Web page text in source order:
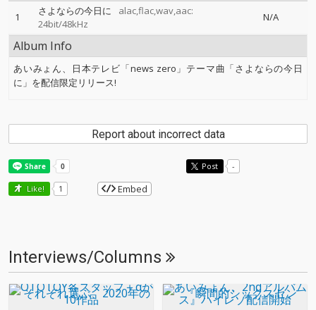
1 さよならの今日に
alac,flac,wav,aac:
24bit/48kHz
N/A
Album Info
あいみょん、日本テレビ「news zero」テーマ曲「さよならの今日
に」を配信限定リリース!
Report about incorrect data
Post -
Like! 1 Embed
Interviews/Columns